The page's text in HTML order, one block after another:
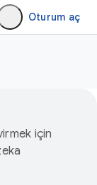
Oturum aç
için